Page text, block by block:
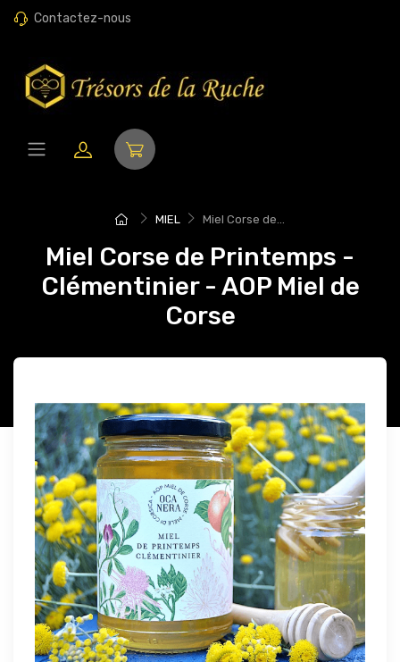
Contactez-nous
MIEL Miel Corse de...
Miel Corse de Printemps -
Clémentinier - AOP Miel de
Corse